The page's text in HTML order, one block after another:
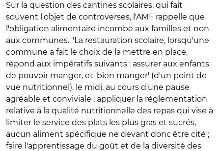
Sur la question des cantines scolaires, qui fait
souvent l'objet de controverses, l'AMF rappelle que
l'obligation alimentaire incombe aux familles et non
aux communes. "La restauration scolaire, lorsqu'une
commune a fait le choix de la mettre en place,
répond aux impératifs suivants : assurer aux enfants
de pouvoir manger, et 'bien manger' (d'un point de
vue nutritionnel), le midi, au cours d'une pause
agréable et conviviale ; appliquer la réglementation
relative à la qualité nutritionnelle des repas qui vise à
limiter le service des plats les plus gras et sucrés,
aucun aliment spécifique ne devant donc être cité ;
faire l'apprentissage du goût et de la diversité des